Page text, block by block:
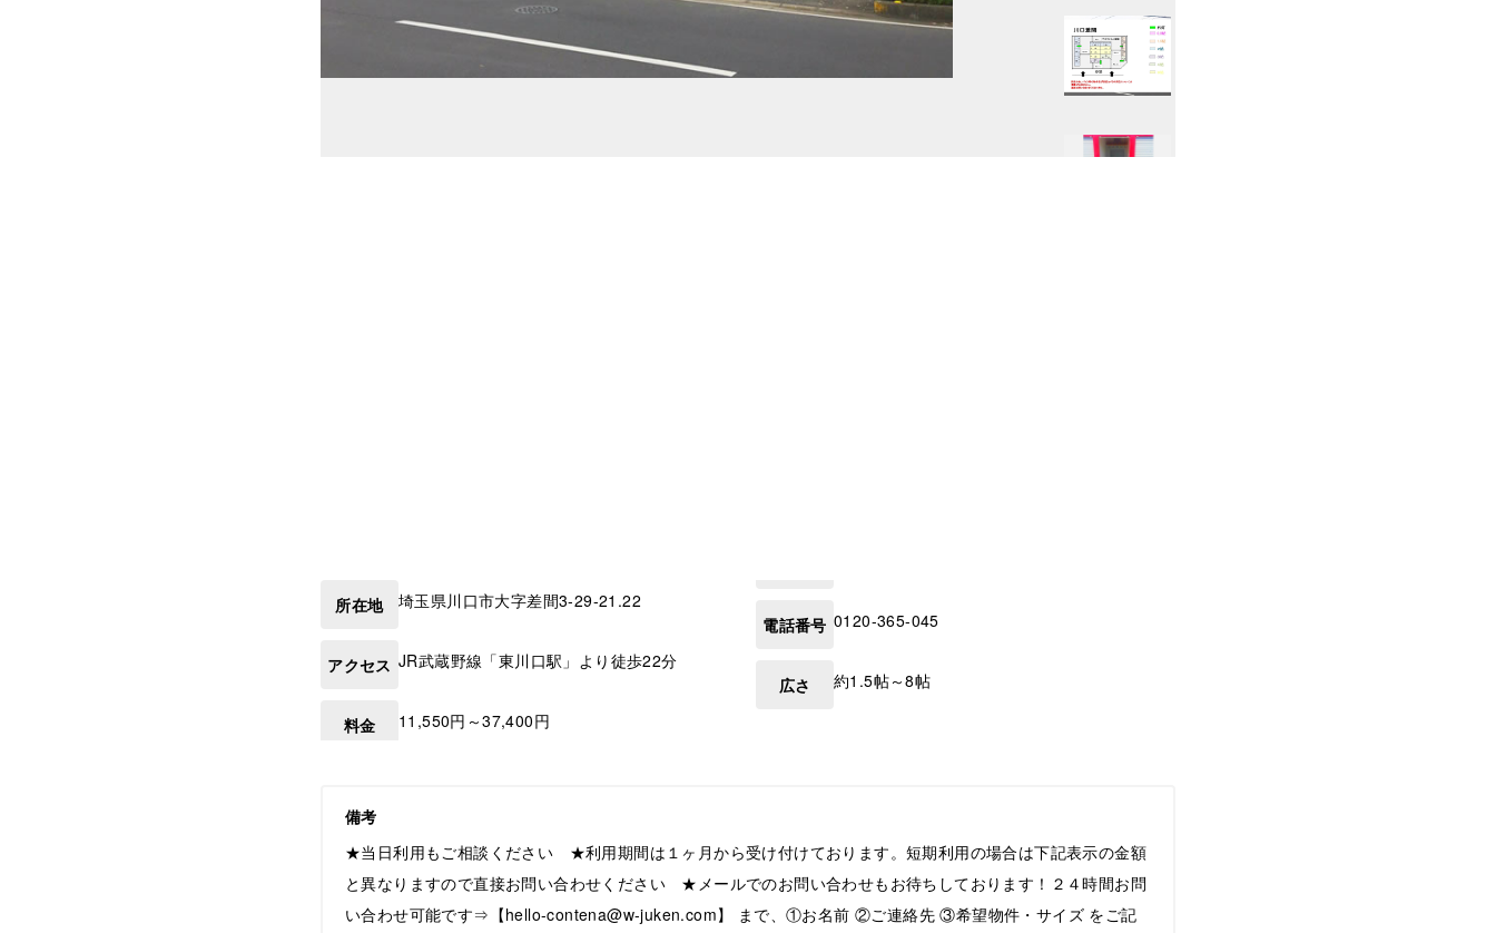
所在地 埼玉県川口市大字差間3-29-21.22
アクセス JR武蔵野線「東川口駅」より徒歩22分
料金 11,550円～37,400円
電話番号 0120-365-045
広さ 約1.5帖～8帖
備考
★当日利用もご相談ください ★利用期間は１ヶ月から受け付けております。短期利用の場合は下記表示の金額
と異なりますので直接お問い合わせください ★メールでのお問い合わせもお待ちしております！２４時間お問
い合わせ可能です⇒【hello-contena@w-juken.com】 まで、①お名前 ②ご連絡先 ③希望物件・サイズ をご記